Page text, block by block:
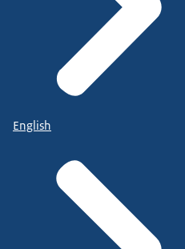
English